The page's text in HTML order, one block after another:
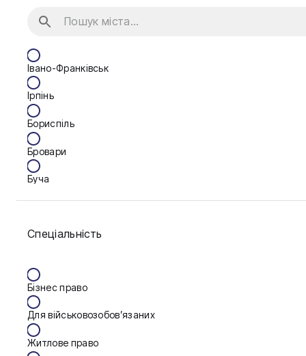
Івано-Франківськ
Ірпінь
Бориспіль
Бровари
Буча
Васильків
Дніпро
Запоріжжя
Калуш
Спеціальність
Бізнес право
Для військовозобов’язаних
Житлове право